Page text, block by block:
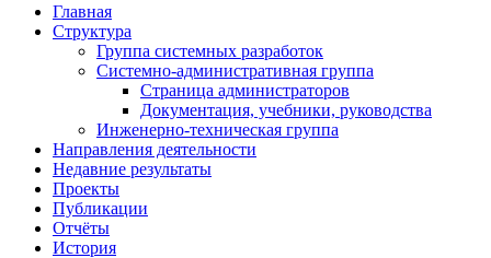
Главная
Структура
Группа системных разработок
Системно-административная группа
Страница администраторов
Документация, учебники, руководства
Инженерно-техническая группа
Направления деятельности
Недавние результаты
Проекты
Публикации
Отчёты
История